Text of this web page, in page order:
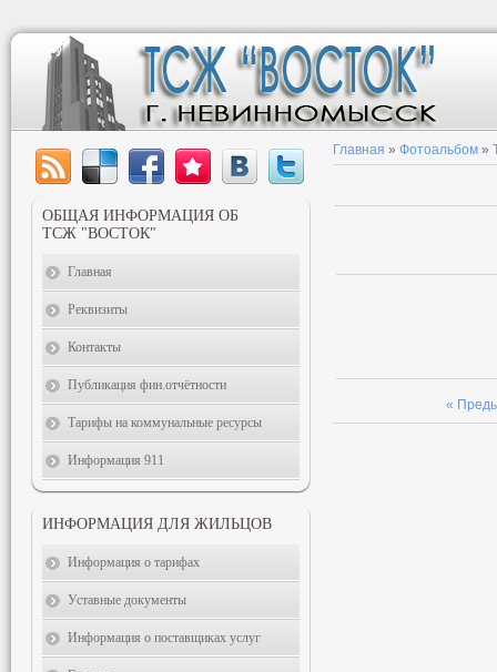
Главная » Фотоальбом »
«
ОБЩАЯ ИНФОРМАЦИЯ ОБ
ТСЖ "ВОСТОК"
Главная
Реквизиты
Контакты
Публикация фин.отчётности
Тарифы на коммунальные ресурсы
Информация 911
ИНФОРМАЦИЯ ДЛЯ ЖИЛЬЦОВ
Информация о тарифах
Уставные документы
Информация о поставщиках услуг